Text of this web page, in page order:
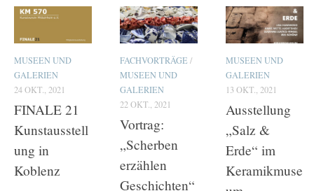
MUSEEN UND
GALERIEN
24 OKT., 2021
FINALE 21
Kunstausstell
ung in
Koblenz
FACHVORTRÄGE /
MUSEEN UND
GALERIEN
22 OKT., 2021
Vortrag:
„Scherben
erzählen
Geschichten“
MUSEEN UND
GALERIEN
13 OKT., 2021
Ausstellung
„Salz &
Erde“ im
Keramikmuse